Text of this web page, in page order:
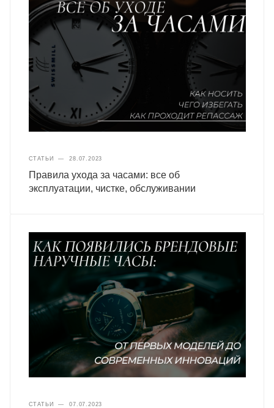
СТАТЬИ — 28.07.2023
Правила ухода за часами: все об
эксплуатации, чистке, обслуживании
СТАТЬИ — 07.07.2023